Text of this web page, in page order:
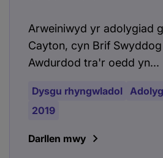
Arweiniwyd yr adolygiad
Cayton, cyn Brif
Awdurdod tra'r oedd yn...
Dysgu rhyngwladol
2019
Darllen mwy